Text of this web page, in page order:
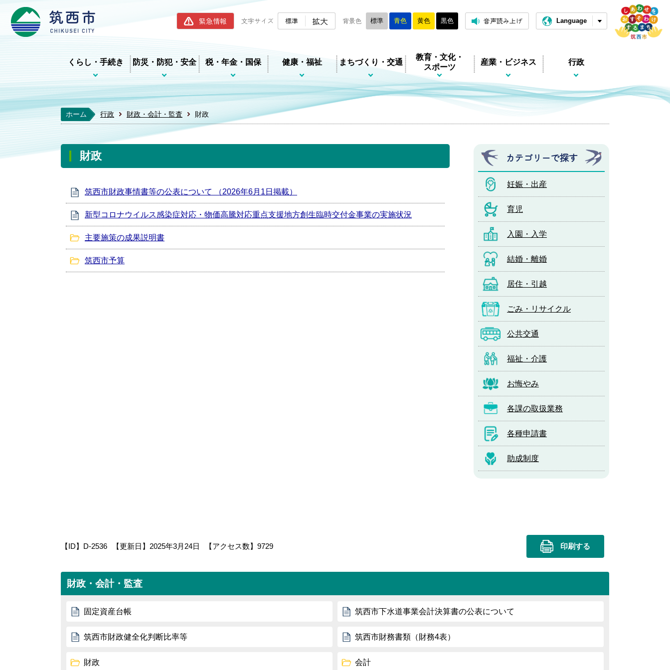
筑西市ホームページ
緊急情報 文字サイズ 標準 拡大 背景色 標準 青色 黄色 黒色 音声読み上げ Language
くらし・手続き 防災・防犯・安全 税・年金・国保 健康・福祉 まちづくり・交通
教育・文化・
スポーツ
産業・ビジネス 行政
ホーム 行政 財政・会計・監査 財政
財政
筑西市財政事情書等の公表について （2026年6月1日掲載）
新型コロナウイルス感染症対応・物価高騰対応重点支援地方創生臨時交付金事業の実施状況
主要施策の成果説明書
筑西市予算
【ID】 D-2536 【更新日】 2025年3月24日 【アクセス数】 9729 印刷する
カテゴリーで探す
妊娠・出産
育児
入園・入学
結婚・離婚
居住・引越
ごみ・リサイクル
公共交通
福祉・介護
お悔やみ
各課の取扱業務
各種申請書
助成制度
財政・会計・監査
固定資産台帳 筑西市下水道事業会計決算書の公表について
筑西市財政健全化判断比率等 筑西市財務書類（財務4表）
財政 会計